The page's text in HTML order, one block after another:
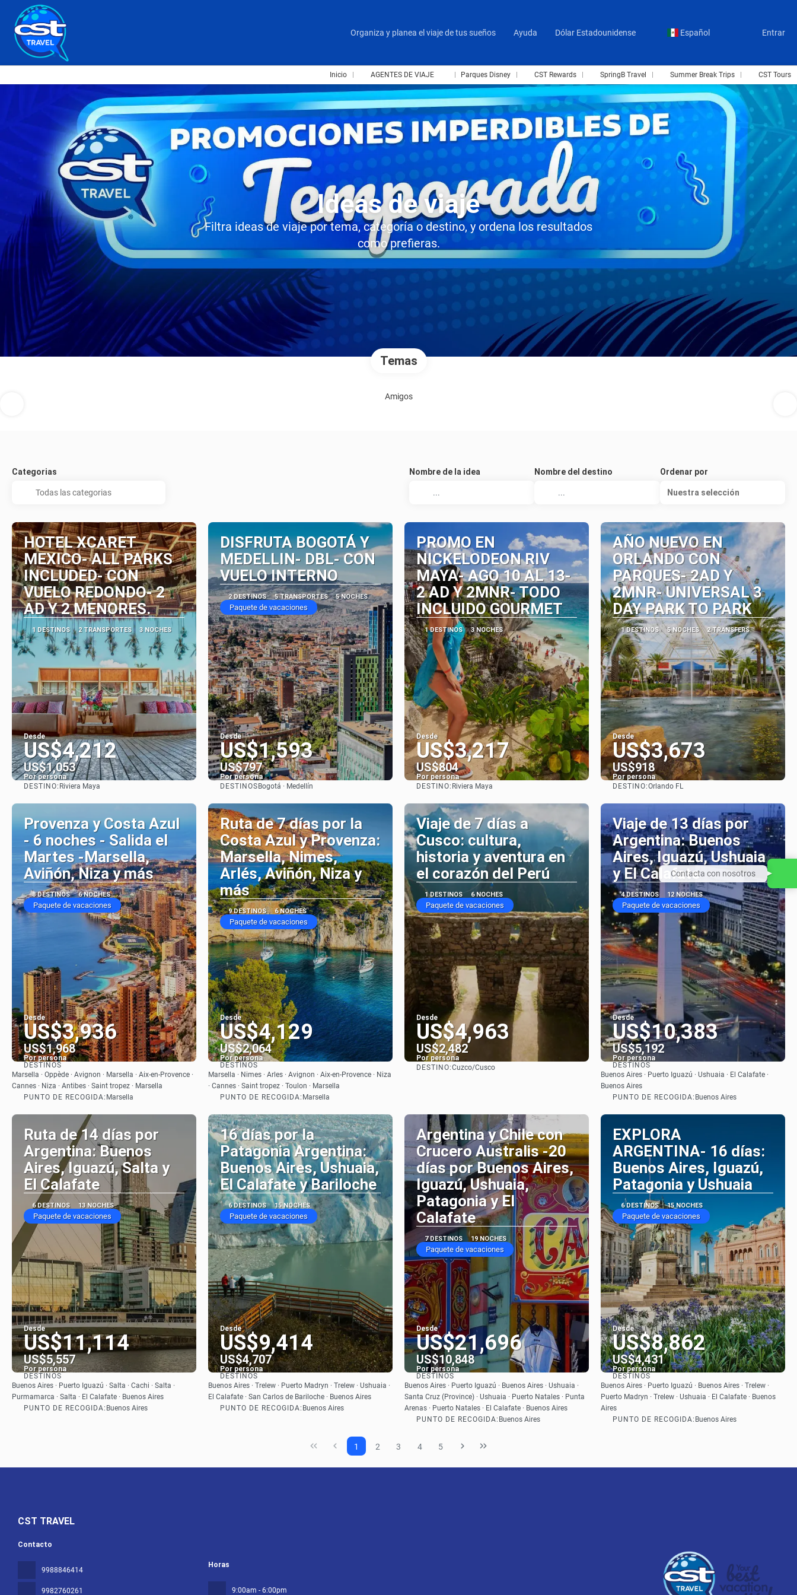
Organiza y planea el viaje de tus sueños Ayuda Dólar Estadounidense Español Entrar
Inicio AGENTES DE VIAJE Parques Disney CST Rewards SpringB Travel Summer Break Trips CST Tours
Ideas de viaje
Filtra ideas de viaje por tema, categoría o destino, y ordena los resultados
como prefieras.
Temas
Amigos
Categorias Nombre de la idea Nombre del destino Ordenar por
Nuestra selección
HOTEL XCARET
MEXICO- ALL PARKS
INCLUDED- CON
VUELO REDONDO- 2
AD Y 2 MENORES.
1 DESTINOS 2 TRANSPORTES 3 NOCHES
Desde
US$4,212
US$1,053
Por persona
DESTINO: Riviera Maya
DISFRUTA BOGOTÁ Y
MEDELLIN- DBL- CON
VUELO INTERNO
2 DESTINOS 5 TRANSPORTES 5 NOCHES
Paquete de vacaciones
Desde
US$1,593
US$797
Por persona
DESTINOS Bogotá · Medellín
PROMO EN
NICKELODEON RIV
MAYA- AGO 10 AL 13-
2 AD Y 2MNR- TODO
INCLUIDO GOURMET
1 DESTINOS 3 NOCHES
Desde
US$3,217
US$804
Por persona
DESTINO: Riviera Maya
AÑO NUEVO EN
ORLANDO CON
PARQUES- 2AD Y
2MNR- UNIVERSAL 3
DAY PARK TO PARK
1 DESTINOS 5 NOCHES 2 TRANSFERS
Desde
US$3,673
US$918
Por persona
DESTINO:Orlando FL
Provenza y Costa Azul
- 6 noches - Salida el
Martes -Marsella,
Aviñón, Niza y más
8 DESTINOS 6 NOCHES
Paquete de vacaciones
Desde
US$3,936
US$1,968
Por persona
Ver
DESTINOS
Marsella · Oppède · Avignon · Marsella · Aix-en-Provence ·
Cannes · Niza · Antibes · Saint tropez · Marsella
PUNTO DE RECOGIDA: Marsella
Ruta de 7 días por la
Costa Azul y Provenza:
Marsella, Nimes,
Arlés, Aviñón, Niza y
más
9 DESTINOS 6 NOCHES
Paquete de vacaciones
Desde
US$4,129
US$2,064
Por persona
Ver
DESTINOS
Marsella · Nimes · Arles · Avignon · Aix-en-Provence · Niza
· Cannes · Saint tropez · Toulon · Marsella
PUNTO DE RECOGIDA: Marsella
Viaje de 7 días a
Cusco: cultura,
historia y aventura en
el corazón del Perú
1 DESTINOS 6 NOCHES
Paquete de vacaciones
Desde
US$4,963
US$2,482
Por persona
DESTINO:Cuzco/Cusco
Viaje de 13 días por
Argentina: Buenos
Aires, Iguazú, Ushuaia
y El Calafate
4 DESTINOS 12 NOCHES
Paquete de vacaciones
Desde
US$10,383
US$5,192
Por persona
Ver
DESTINOS
Buenos Aires · Puerto Iguazú · Ushuaia · El Calafate ·
Buenos Aires
PUNTO DE RECOGIDA: Buenos Aires
Ruta de 14 días por
Argentina: Buenos
Aires, Iguazú, Salta y
El Calafate
6 DESTINOS 13 NOCHES
Paquete de vacaciones
Desde
US$11,114
US$5,557
Por persona
Ver
DESTINOS
Buenos Aires · Puerto Iguazú · Salta · Cachi · Salta ·
Purmamarca · Salta · El Calafate · Buenos Aires
PUNTO DE RECOGIDA: Buenos Aires
16 días por la
Patagonia Argentina:
Buenos Aires, Ushuaia,
El Calafate y Bariloche
6 DESTINOS 15 NOCHES
Paquete de vacaciones
Desde
US$9,414
US$4,707
Por persona
Ver
DESTINOS
Buenos Aires · Trelew · Puerto Madryn · Trelew · Ushuaia ·
El Calafate · San Carlos de Bariloche · Buenos Aires
PUNTO DE RECOGIDA: Buenos Aires
Argentina y Chile con
Crucero Australis -20
días por Buenos Aires,
Iguazú, Ushuaia,
Patagonia y El
Calafate
7 DESTINOS 19 NOCHES
Paquete de vacaciones
Desde
US$21,696
US$10,848
Por persona
Ver
DESTINOS
Buenos Aires · Puerto Iguazú · Buenos Aires · Ushuaia ·
Santa Cruz (Province) · Ushuaia · Puerto Natales · Punta
Arenas · Puerto Natales · El Calafate · Buenos Aires
PUNTO DE RECOGIDA: Buenos Aires
EXPLORA
ARGENTINA- 16 días:
Buenos Aires, Iguazú,
Patagonia y Ushuaia
6 DESTINOS 15 NOCHES
Paquete de vacaciones
Desde
US$8,862
US$4,431
Por persona
Ver
DESTINOS
Buenos Aires · Puerto Iguazú · Buenos Aires · Trelew ·
Puerto Madryn · Trelew · Ushuaia · El Calafate · Buenos
Aires
PUNTO DE RECOGIDA: Buenos Aires
1 2 3 4 5
CST TRAVEL
Contacto
9988846414
9982760261
Horas
9:00am - 6:00pm
Contacta con nosotros